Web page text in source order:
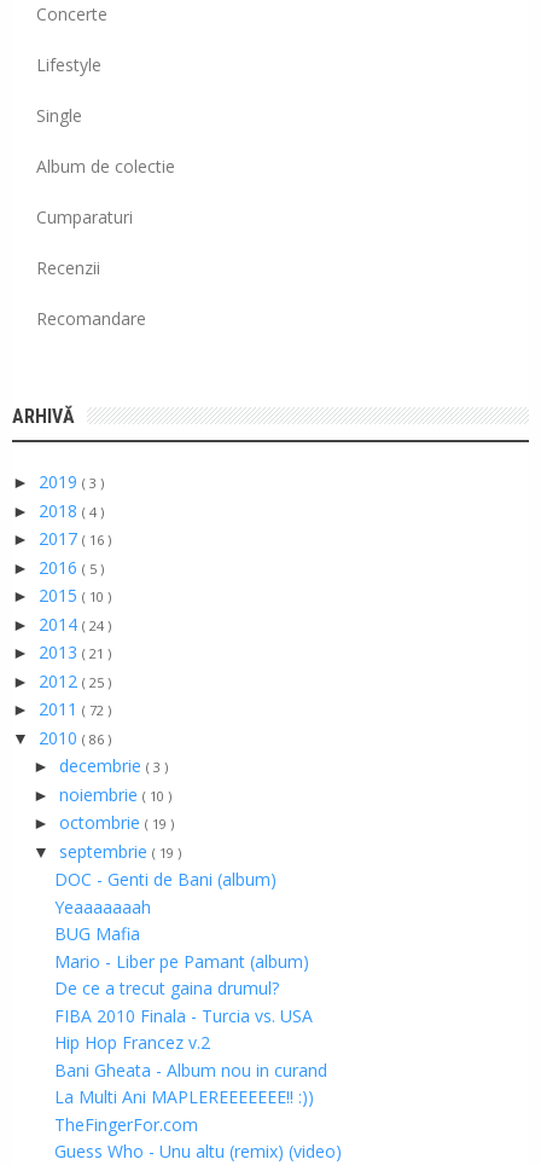
Concerte
Lifestyle
Single
Album de colectie
Cumparaturi
Recenzii
Recomandare
ARHIVĂ
► 2019 ( 3 )
► 2018 ( 4 )
► 2017 ( 16 )
► 2016 ( 5 )
► 2015 ( 10 )
► 2014 ( 24 )
► 2013 ( 21 )
► 2012 ( 25 )
► 2011 ( 72 )
▼ 2010 ( 86 )
► decembrie ( 3 )
► noiembrie ( 10 )
► octombrie ( 19 )
▼ septembrie ( 19 )
DOC - Genti de Bani (album)
Yeaaaaaaah
BUG Mafia
Mario - Liber pe Pamant (album)
De ce a trecut gaina drumul?
FIBA 2010 Finala - Turcia vs. USA
Hip Hop Francez v.2
Bani Gheata - Album nou in curand
La Multi Ani MAPLEREEEEEEE!! :))
TheFingerFor.com
Guess Who - Unu altu (remix) (video)